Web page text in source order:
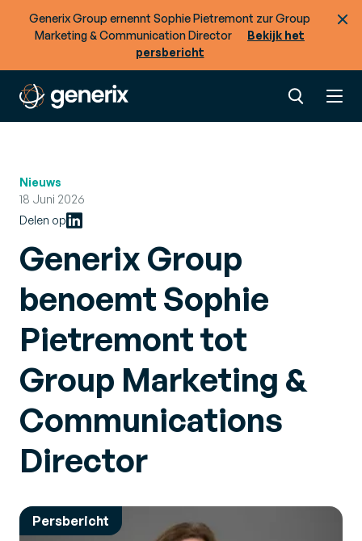
Generix Group ernennt Sophie Pietremont zur Group
Marketing & Communication Director
Bekijk het
persbericht
Nieuws
18 Juni 2026
Delen op
Generix Group
benoemt Sophie
Pietremont tot
Group Marketing &
Communications
Director
Persbericht